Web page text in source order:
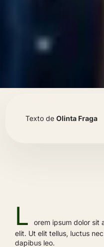
Texto de Olinta Fraga
L
orem ipsum dolor sit
elit. Ut elit tellus, luctus
dapibus leo.